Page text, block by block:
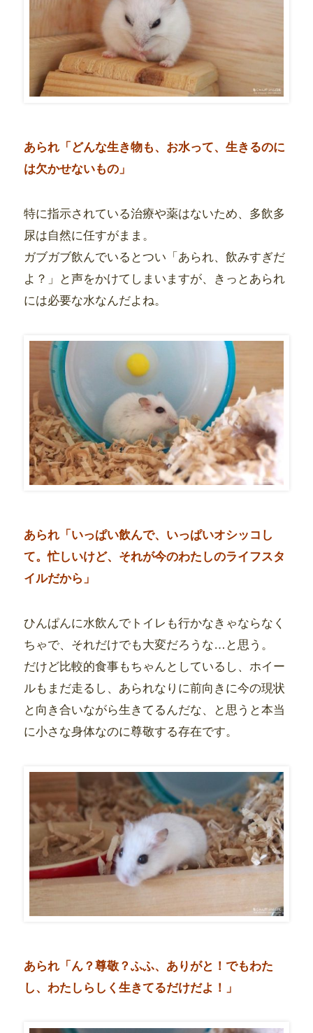
あられ「どんな生き物も、お水って、生きるのに
は欠かせないもの」
特に指示されている治療や薬はないため、多飲多
尿は自然に任すがまま。
ガブガブ飲んでいるとつい「あられ、飲みすぎだ
よ？」と声をかけてしまいますが、きっとあられ
には必要な水なんだよね。
あられ「いっぱい飲んで、いっぱいオシッコし
て。忙しいけど、それが今のわたしのライフスタ
イルだから」
ひんぱんに水飲んでトイレも行かなきゃならなく
ちゃで、それだけでも大変だろうな…と思う。
だけど比較的食事もちゃんとしているし、ホイー
ルもまだ走るし、あられなりに前向きに今の現状
と向き合いながら生きてるんだな、と思うと本当
に小さな身体なのに尊敬する存在です。
あられ「ん？尊敬？ふふ、ありがと！でもわた
し、わたしらしく生きてるだけだよ！」